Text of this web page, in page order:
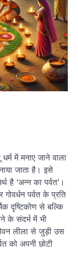
में मनाए जाने वाला
जाता है। इसे
है ‘अन्न का पर्वत’।
पर्वत के प्रति
दृष्टिकोण से बल्कि
के संदर्भ में भी
लीला से जुड़ी उस
को अपनी छोटी